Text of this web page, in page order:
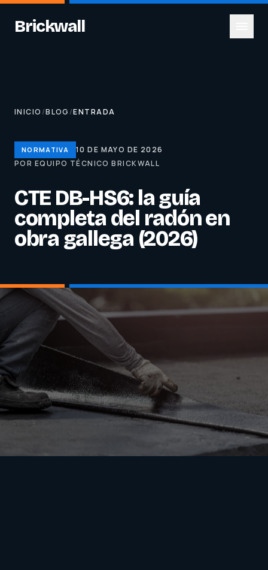
Brickwall
INICIO /BLOG /ENTRADA
NORMATIVA
10 DE MAYO DE 2026
POR EQUIPO TÉCNICO BRICKWALL
CTE DB-HS6: la guía
completa del radón en
obra gallega (2026)